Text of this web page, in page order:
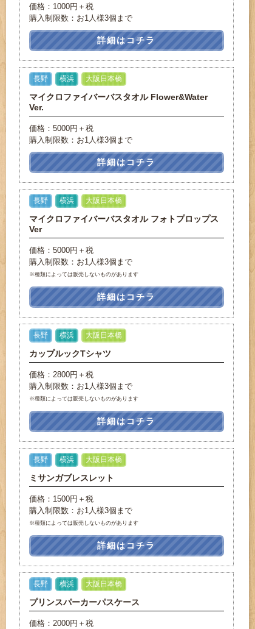
価格：1000円＋税
購入制限数：お1人様3個まで
詳細はコチラ
長野 横浜 大阪日本橋
マイクロファイバーバスタオル Flower&Water
Ver.
価格：5000円＋税
購入制限数：お1人様3個まで
詳細はコチラ
長野 横浜 大阪日本橋
マイクロファイバーバスタオル フォトプロップス
Ver
価格：5000円＋税
購入制限数：お1人様3個まで
※種類によっては販売しないものがあります
詳細はコチラ
長野 横浜 大阪日本橋
カップルックTシャツ
価格：2800円＋税
購入制限数：お1人様3個まで
※種類によっては販売しないものがあります
詳細はコチラ
長野 横浜 大阪日本橋
ミサンガブレスレット
価格：1500円＋税
購入制限数：お1人様3個まで
※種類によっては販売しないものがあります
詳細はコチラ
長野 横浜 大阪日本橋
プリンスパーカーパスケース
価格：2000円＋税